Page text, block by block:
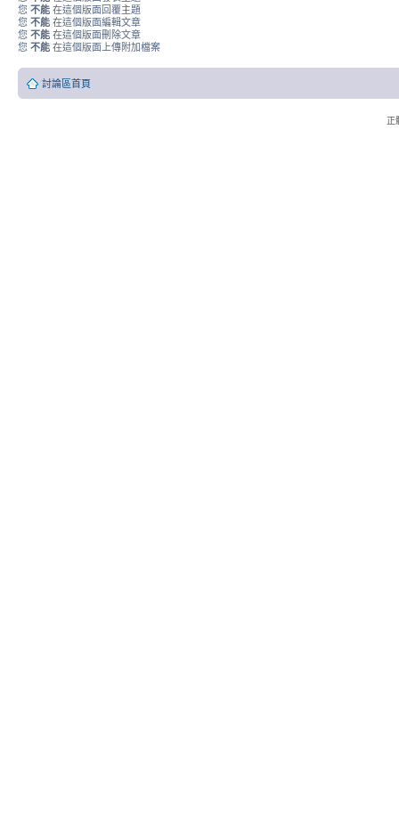
您 不能 在這個版面回覆主題
您 不能 在這個版面編輯文章
您 不能 在這個版面刪除文章
您 不能 在這個版面上傳附加檔案
討論區首頁
正